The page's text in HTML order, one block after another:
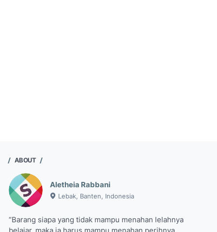
ABOUT
Aletheia Rabbani
Lebak, Banten, Indonesia
“Barang siapa yang tidak mampu menahan lelahnya